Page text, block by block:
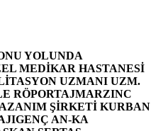
YOLUNDA
MEDİKAR HASTANESİ
UZMANI UZM.
RÖPORTAJMARZINC
ŞİRKETİ KURBAN
GENÇ AN-KA